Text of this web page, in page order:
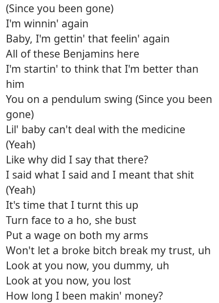
(Since you been gone)
I'm winnin' again
Baby, I'm gettin' that feelin' again
All of these Benjamins here
I'm startin' to think that I'm better than
him
You on a pendulum swing (Since you been
gone)
Lil' baby can't deal with the medicine
(Yeah)
Like why did I say that there?
I said what I said and I meant that shit
(Yeah)
It's time that I turnt this up
Turn face to a ho, she bust
Put a wage on both my arms
Won't let a broke bitch break my trust, uh
Look at you now, you dummy, uh
Look at you now, you lost
How long I been makin' money?